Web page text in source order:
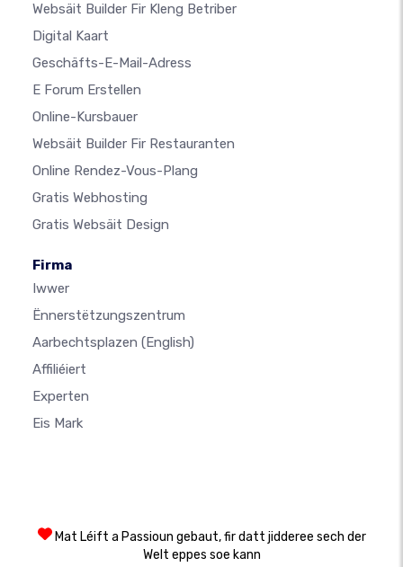
Websäit Builder Fir Kleng Betriber
Digital Kaart
Geschäfts-E-Mail-Adress
E Forum Erstellen
Online-Kursbauer
Websäit Builder Fir Restauranten
Online Rendez-Vous-Plang
Gratis Webhosting
Gratis Websäit Design
Firma
Iwwer
Ënnerstëtzungszentrum
Aarbechtsplazen (English)
Affiliéiert
Experten
Eis Mark
Mat Léift a Passioun gebaut, fir datt jidderee sech der
Welt eppes soe kann